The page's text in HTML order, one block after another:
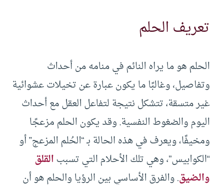
تعريف الحلم
الحلم هو ما يراه النائم في منامه من أحداث
وتفاصيل، وغالبًا ما يكون عبارة عن تخيلات عشوائية
غير متسقة، تتشكل نتيجة لتفاعل العقل مع أحداث
اليوم والضغوط النفسية. وقد يكون الحلم مزعجًا
ومخيفًا، ويعرف في هذه الحالة بـ “الحُلم المزعج” أو
“الكوابيس”، وهي تلك الأحلام التي تسببالقلق
والضيق. والفرق الأساسي بين الرؤيا والحلم هو أن